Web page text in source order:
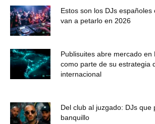
Estos son los DJs
van a petarlo en 2026
Publisuites abre mercado en
como parte de su estrategia
internacional
Del club al juzgado: DJs que
banquillo